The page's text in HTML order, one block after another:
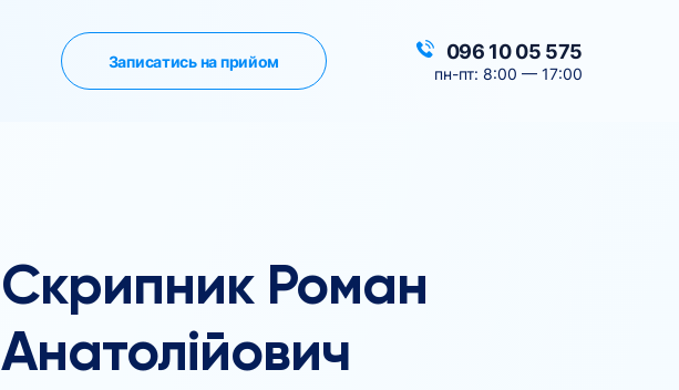
Записатись на прийом 096 10 05 575
пн-пт: 8:00 — 17:00
Скрипник Роман
Анатолійович